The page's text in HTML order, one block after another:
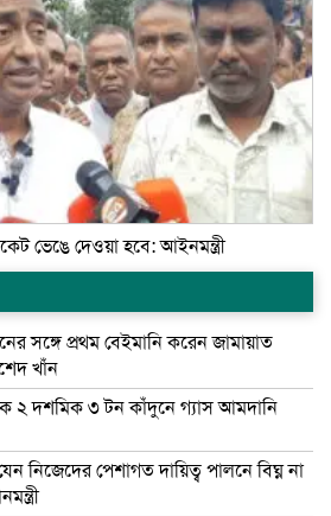
ভেঙে দেওয়া হবে: আইনমন্ত্রী
সঙ্গে প্রথম বেইমানি করেন জামায়াত
খাঁন
২ দশমিক ৩ টন কাঁদুনে গ্যাস আমদানি
নিজেদের পেশাগত দায়িত্ব পালনে বিঘ্ন না